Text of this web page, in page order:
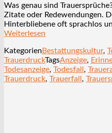
Was genau sind
Zitate oder Redewendungen.
Hinterbliebene oft sprachlos
Weiterlesen
Kategorien Bestattungskultur,
TrauerdruckTagsAnzeige,
Todesanzeige, Todesfall ,
Trauerdruck, Trauerfall ,